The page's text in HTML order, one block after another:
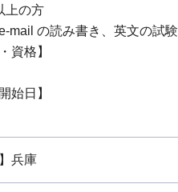
上の方
e-mail の読み書き、英文の試
資格】
始日】
兵庫